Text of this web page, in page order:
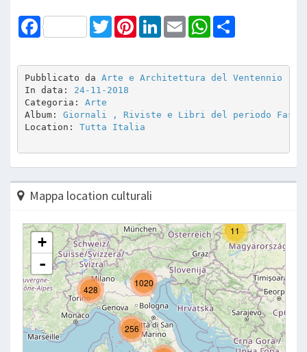
Facebook TwitterPinterestLinkedInEmail WhatsApp
Pubblicato da Arte e Architettura del Ventennio
In data: 24-11-2018
Categoria: Arte
Album: Giornali , Riviste e Libri del periodo
Location: Tutta Italia
Mappa location culturali